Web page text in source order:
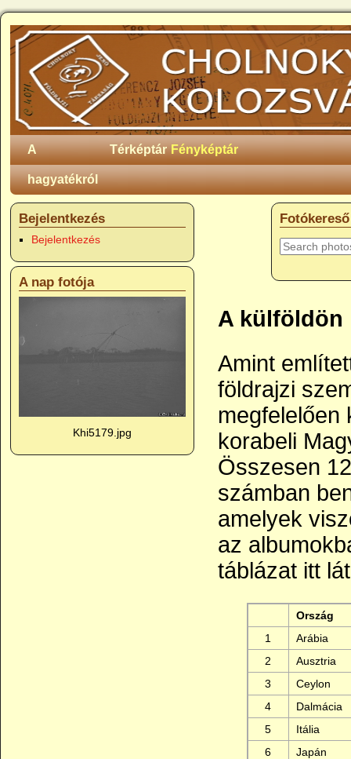
A
hagyatékról
Térképtár Fényképtár
Fotókereső
A külföldön
Amint
földrajzi
megfelelően
korabeli
Összesen
számban
amelyek
az
táblázat itt
Ország
1
Arábia
2
Ausztria
3
Ceylon
4
Dalmácia
5
Itália
6
Japán
Bejelentkezés
Bejelentkezés
A nap fotója
Khi5179.jpg